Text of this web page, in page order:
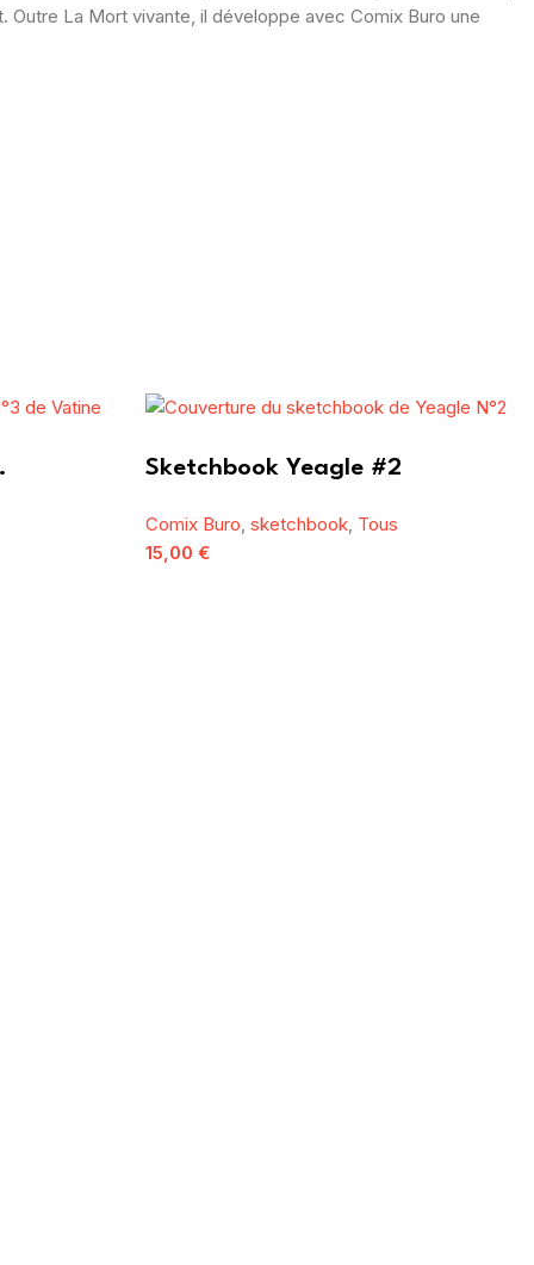
La Mort vivante, il développe avec Comix Buro une
Sketchbook Yeagle #2
Comix Buro, sketchbook, Tous
15,00 €